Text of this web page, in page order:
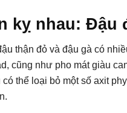
kỵ nhau: Đậu
thận đỏ và đậu gà có
cũng như pho mát giàu
có thể loại bỏ một số axit